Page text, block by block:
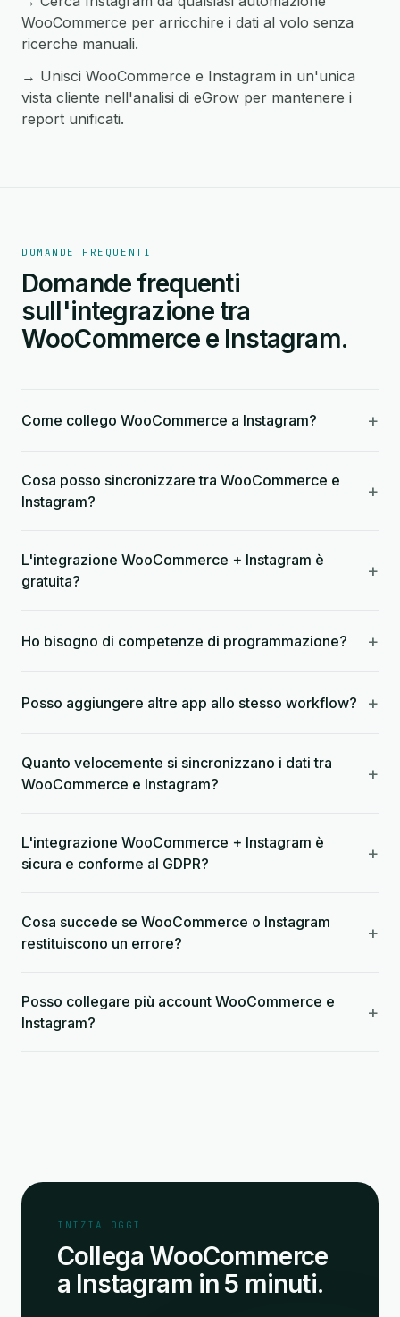
WooCommerce per arricchire i dati al volo senza
ricerche manuali.
→ Unisci WooCommerce e Instagram in un'unica
vista cliente nell'analisi di eGrow per mantenere i
report unificati.
DOMANDE FREQUENTI
Domande frequenti
sull'integrazione tra
WooCommerce e Instagram.
Come collego WooCommerce a Instagram? +
Cosa posso sincronizzare tra WooCommerce e
Instagram?
+
L'integrazione WooCommerce + Instagram è
gratuita?
+
Ho bisogno di competenze di programmazione? +
Posso aggiungere altre app allo stesso workflow? +
Quanto velocemente si sincronizzano i dati tra
WooCommerce e Instagram?
+
L'integrazione WooCommerce + Instagram è
sicura e conforme al GDPR?
+
Cosa succede se WooCommerce o Instagram
restituiscono un errore?
+
Posso collegare più account WooCommerce e
Instagram?
+
INIZIA OGGI
Collega WooCommerce
a Instagram in 5 minuti.